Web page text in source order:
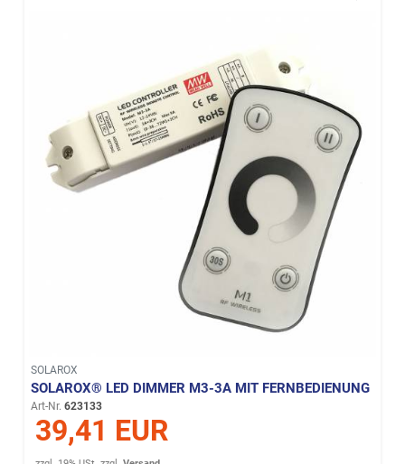
SOLAROX
SOLAROX® LED DIMMER M3-3A MIT FERNBEDIENUNG
Art-Nr. 623133
39,41 EUR